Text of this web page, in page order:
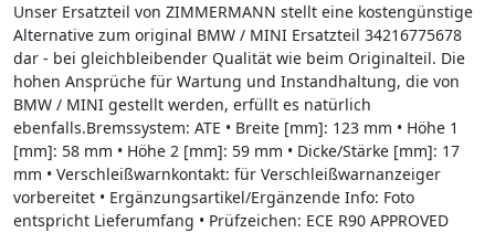
Unser Ersatzteil von ZIMMERMANN stellt eine kostengünstige
Alternative zum original BMW / MINI Ersatzteil 34216775678
dar - bei gleichbleibender Qualität wie beim Originalteil. Die
hohen Ansprüche für Wartung und Instandhaltung, die von
BMW / MINI gestellt werden, erfüllt es natürlich
ebenfalls.Bremssystem: ATE • Breite [mm]: 123 mm • Höhe 1
[mm]: 58 mm • Höhe 2 [mm]: 59 mm • Dicke/Stärke [mm]: 17
mm • Verschleißwarnkontakt: für Verschleißwarnanzeiger
vorbereitet • Ergänzungsartikel/Ergänzende Info: Foto
entspricht Lieferumfang • Prüfzeichen: ECE R90 APPROVED